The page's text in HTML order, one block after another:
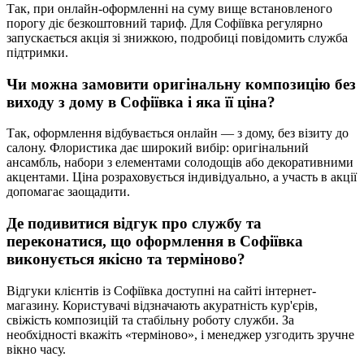
Так, при онлайн-оформленні на суму вище встановленого
порогу діє безкоштовний тариф. Для Софіївка регулярно
запускається акція зі знижкою, подробиці повідомить служба
підтримки.
Чи можна замовити оригінальну композицію без
виходу з дому в Софіївка і яка її ціна?
Так, оформлення відбувається онлайн — з дому, без візиту до
салону. Флористика дає широкий вибір: оригінальний
ансамбль, набори з елементами солодощів або декоративними
акцентами. Ціна розраховується індивідуально, а участь в акції
допомагає заощадити.
Де подивитися відгук про службу та
переконатися, що оформлення в Софіївка
виконується якісно та терміново?
Відгуки клієнтів із Софіївка доступні на сайті інтернет-
магазину. Користувачі відзначають акуратність кур'єрів,
свіжість композицій та стабільну роботу служби. За
необхідності вкажіть «терміново», і менеджер узгодить зручне
вікно часу.